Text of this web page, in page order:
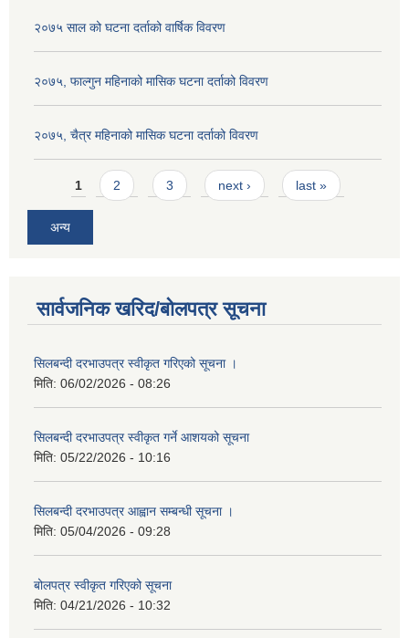
२०७५ साल को घटना दर्ताको वार्षिक विवरण
२०७५, फाल्गुन महिनाको मासिक घटना दर्ताको विवरण
२०७५, चैत्र महिनाको मासिक घटना दर्ताको विवरण
Pages
1 2 3 next › last »
अन्य
सार्वजनिक खरिद/बोलपत्र सूचना
सिलबन्दी दरभाउपत्र स्वीकृत गरिएको सूचना ।
मिति: 06/02/2026 - 08:26
सिलबन्दी दरभाउपत्र स्वीकृत गर्ने आशयको सूचना
मिति: 05/22/2026 - 10:16
सिलबन्दी दरभाउपत्र आह्वान सम्बन्धी सूचना ।
मिति: 05/04/2026 - 09:28
बोलपत्र स्वीकृत गरिएको सूचना
मिति: 04/21/2026 - 10:32